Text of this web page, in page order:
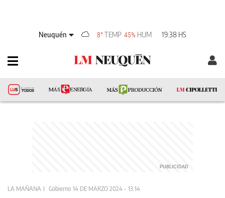
Neuquén 8°TEMP 45% HUM 19:38 HS
LA MAÑANA Gobierno 14 DE MARZO 2024 - 13:14